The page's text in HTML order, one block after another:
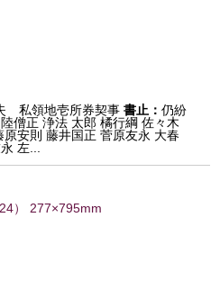
私領地壱所券契事書止：仍紛
僧正 浄法 太郎 橘行綱 佐々木
安則 藤井国正 菅原友永 大春
左...
） 277×795mm